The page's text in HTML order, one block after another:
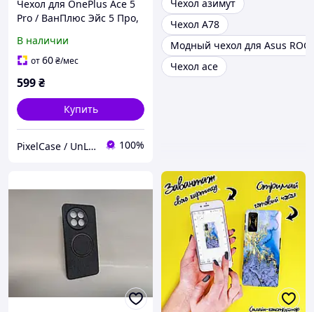
Чехол для OnePlus Ace 5
Pro / ВанПлюс Эйс 5 Про,
противоударный, серый
В наличии
от60₴/мес
599₴
Купить
PixelCase / UnLockService 100%
Чехол азимут
Чехол A78
Модный чехол для Asus ROG
Чехол ace